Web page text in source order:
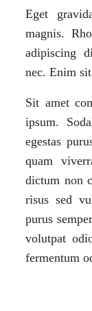
Eget
magnis.
adipiscing
nec. Enim
Sit amet
ipsum.
egestas
quam
dictum non
risus sed
purus
volutpat
fermentum